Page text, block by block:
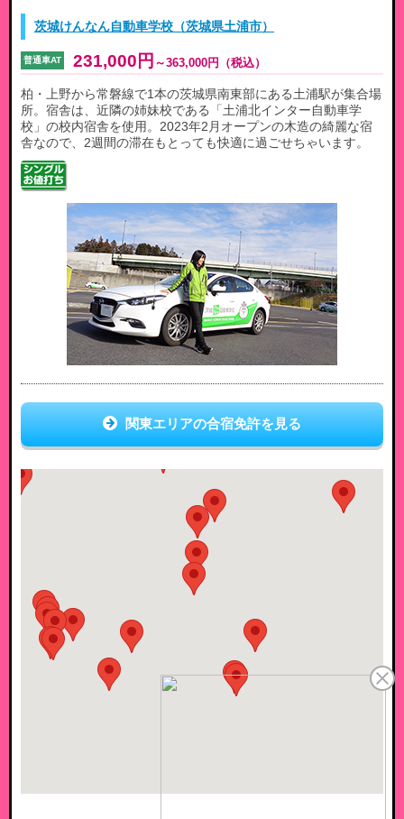
茨城けんなん自動車学校（茨城県土浦市）
普通車AT 231,000円 ～363,000円 （税込）
柏・上野から常磐線で1本の茨城県南東部にある土浦駅が集合場
所。宿舎は、近隣の姉妹校である「土浦北インター自動車学
校」の校内宿舎を使用。2023年2月オープンの木造の綺麗な宿
舎なので、2週間の滞在もとっても快適に過ごせちゃいます。
関東エリアの合宿免許を見る